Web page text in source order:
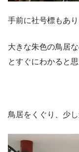
手前に社号標もあり
大きな朱色の鳥居
とすぐにわかると思
鳥居をくぐり、少